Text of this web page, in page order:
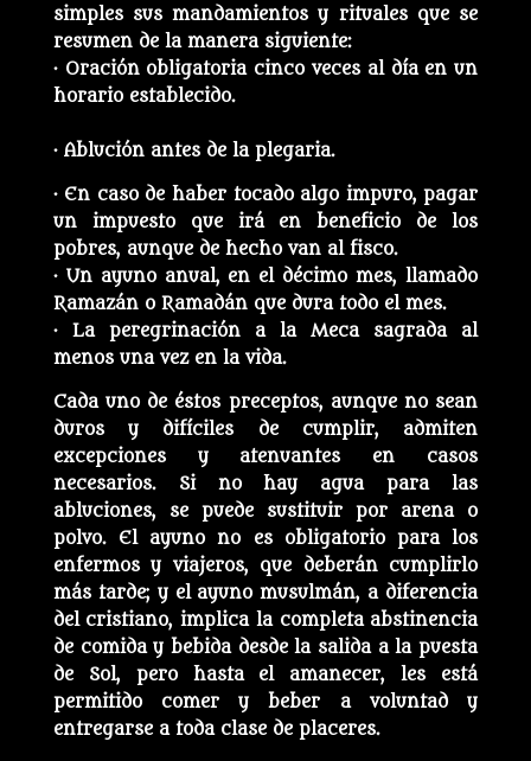
simples sus mandamientos y rituales que se
resumen de la manera siguiente:
· Oración obligatoria cinco veces al día en un
horario establecido.
· Ablución antes de la plegaria.
· En caso de haber tocado algo impuro, pagar
un impuesto que irá en beneficio de los
pobres, aunque de hecho van al fisco.
· Un ayuno anual, en el décimo mes, llamado
Ramazán o Ramadán que dura todo el mes.
· La peregrinación a la Meca sagrada al
menos una vez en la vida.
Cada uno de éstos preceptos, aunque no sean
duros y difíciles de cumplir, admiten
excepciones y atenuantes en casos
necesarios. Si no hay agua para las
abluciones, se puede sustituir por arena o
polvo. El ayuno no es obligatorio para los
enfermos y viajeros, que deberán cumplirlo
más tarde; y el ayuno musulmán, a diferencia
del cristiano, implica la completa abstinencia
de comida y bebida desde la salida a la puesta
de Sol, pero hasta el amanecer, les está
permitido comer y beber a voluntad y
entregarse a toda clase de placeres.